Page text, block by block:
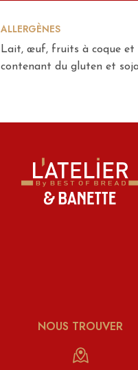
ALLERGÈNES
Lait, œuf, fruits à coque et
contenant du gluten et
NOUS TROUVER